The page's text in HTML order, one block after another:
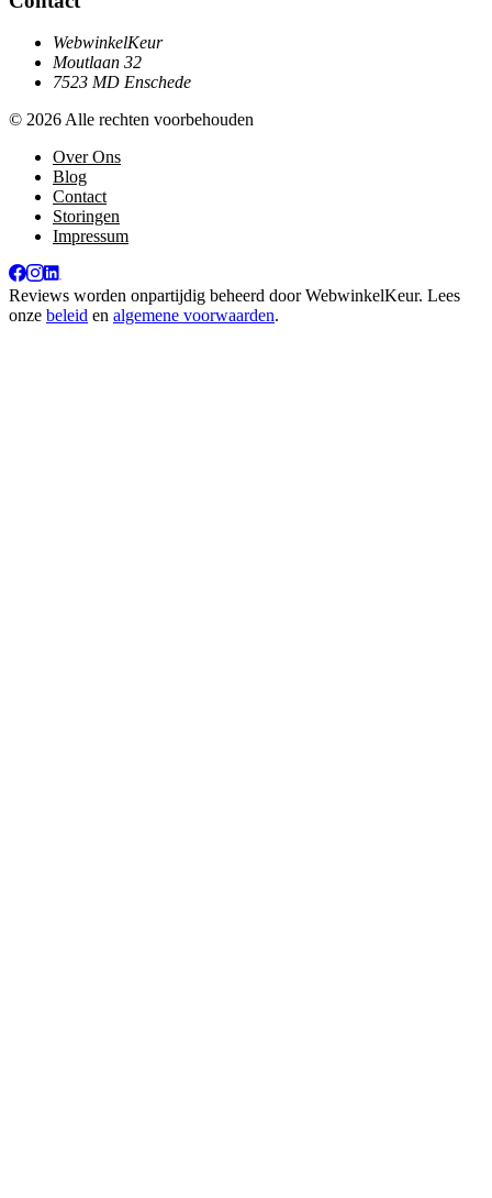
WebwinkelKeur
Moutlaan 32
7523 MD Enschede
© 2026 Alle rechten voorbehouden
Over Ons
Blog
Contact
Storingen
Impressum
Reviews worden onpartijdig beheerd doorWebwinkelKeur. Lees
onze beleid en algemene voorwaarden.